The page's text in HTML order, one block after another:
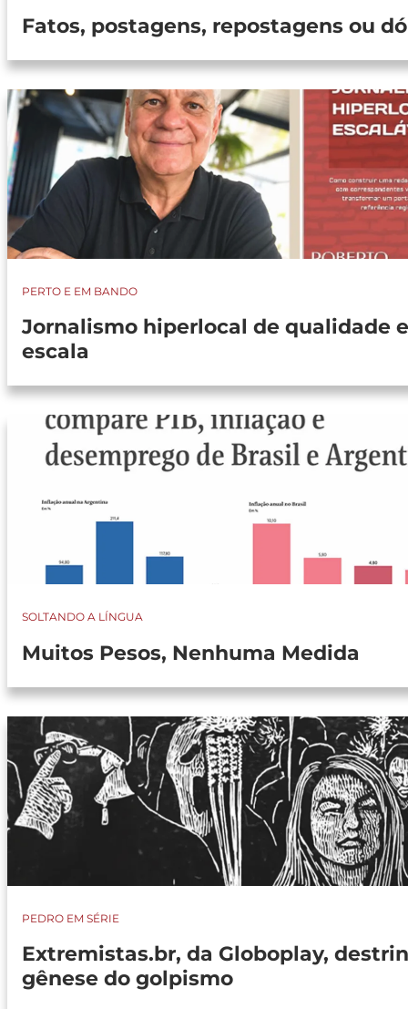
Fatos, postagens, repostagens ou
PERTO E EM BANDO
Jornalismo hiperlocal de qualidade
escala
SOLTANDO A LÍNGUA
Muitos Pesos, Nenhuma Medida
PEDRO EM SÉRIE
Extremistas.br, da Globoplay,
gênese do golpismo